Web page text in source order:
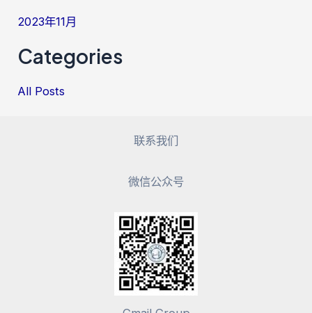
2023年11月
Categories
All Posts
联系我们
微信公众号